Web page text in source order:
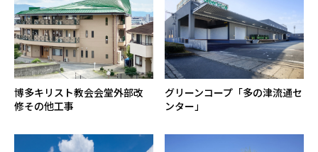
博多キリスト教会会堂外部改
修その他工事
グリーンコープ「多の津流通セ
ンター」